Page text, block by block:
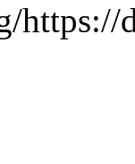
https://